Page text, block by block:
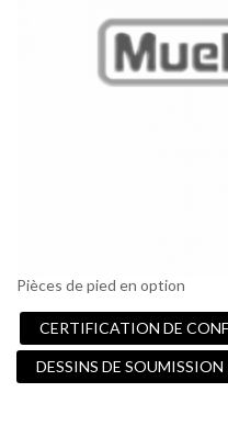
Pièces de pied en option
CERTIFICATION DE
DESSINS DE SOUMISSION